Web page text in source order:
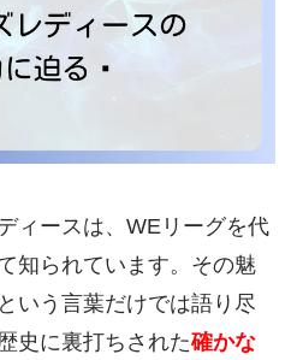
ィースは、WEリーグを代
知られています。その魅
いう言葉だけでは語り尽
史に裏打ちされた確かな